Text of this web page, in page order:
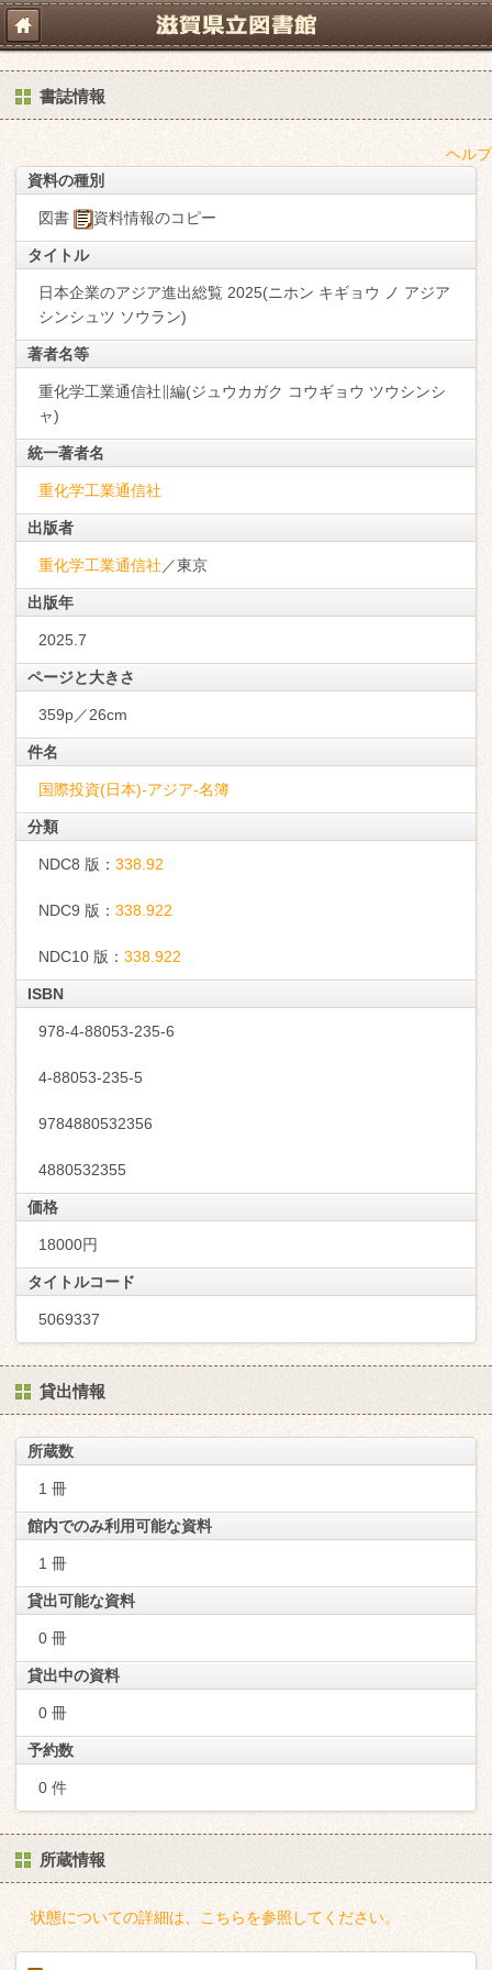
書誌情報
ヘルプ
資料の種別
図書 資料情報のコピー
タイトル
日本企業のアジア進出総覧 2025(ニホン キギョウ ノ アジア
シンシュツ ソウラン)
著者名等
重化学工業通信社∥編(ジュウカガク コウギョウ ツウシンシ
ャ)
統一著者名
重化学工業通信社
出版者
重化学工業通信社 ／東京
出版年
2025.7
ページと大きさ
359p／26cm
件名
国際投資(日本)-アジア-名簿
分類
NDC8 版： 338.92
NDC9 版： 338.922
NDC10 版： 338.922
ISBN
978-4-88053-235-6
4-88053-235-5
9784880532356
4880532355
価格
18000円
タイトルコード
5069337
貸出情報
所蔵数
1 冊
館内でのみ利用可能な資料
1 冊
貸出可能な資料
0 冊
貸出中の資料
0 冊
予約数
0 件
所蔵情報
状態についての詳細は、こちらを参照してください。